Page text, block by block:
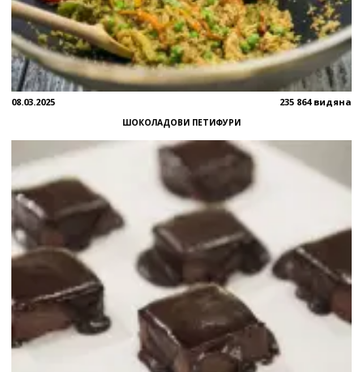
08.03.2025 235 864 видяна
ШОКОЛАДОВИ ПЕТИФУРИ